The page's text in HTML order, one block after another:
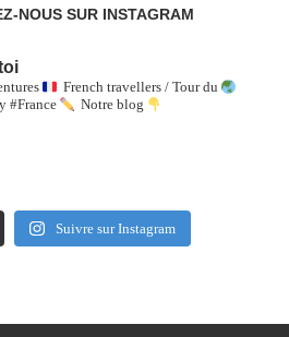
NOUS SUR INSTAGRAM
French travellers / Tour du
#France Notre blog
Suivre sur Instagram